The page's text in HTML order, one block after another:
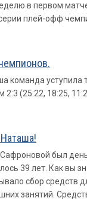
в первом
плей-офф
команда уступила
2:3 (25:22, 18:25,
был
39 лет. Как вы
сбор средств
занятий.